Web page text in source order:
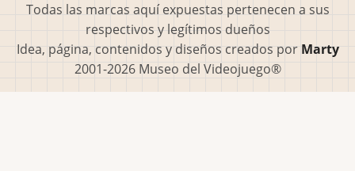
Todas las marcas aquí expuestas pertenecen a sus
respectivos y legítimos dueños
Idea, página, contenidos y diseños creados por Marty
2001-2026 Museo del Videojuego®